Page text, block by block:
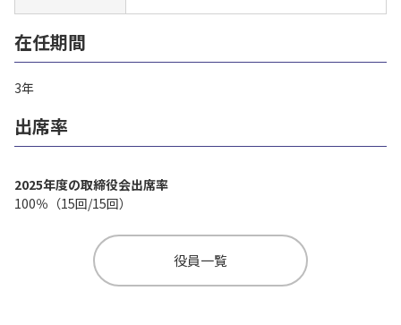
在任期間
3年
出席率
2025年度の取締役会出席率
100％（15回/15回）
役員一覧